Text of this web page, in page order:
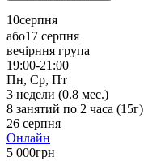
10серпня
або17 серпня
вечірння група
19:00-21:00
Пн, Ср, Пт
3 недели (0.8 мес.)
8 занятий по 2 часа (15г)
26 серпня
Онлайн
5 000грн